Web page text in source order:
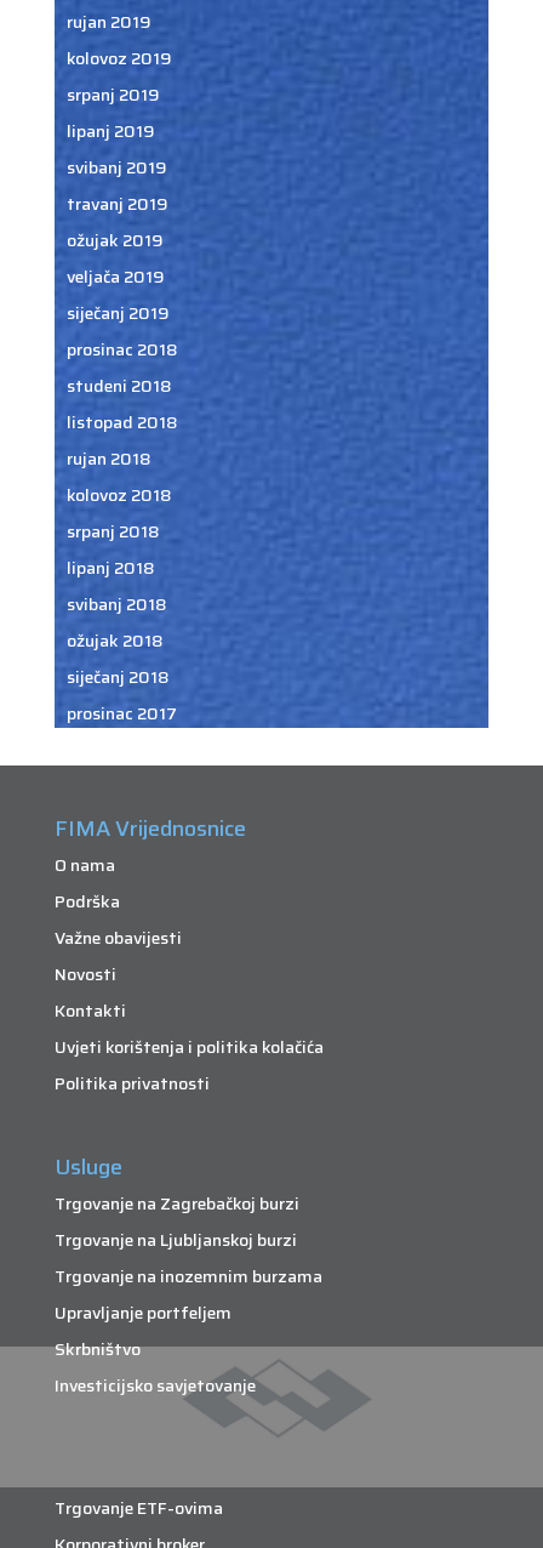
rujan 2019
kolovoz 2019
srpanj 2019
lipanj 2019
svibanj 2019
travanj 2019
ožujak 2019
veljača 2019
siječanj 2019
prosinac 2018
studeni 2018
listopad 2018
rujan 2018
kolovoz 2018
srpanj 2018
lipanj 2018
svibanj 2018
ožujak 2018
siječanj 2018
prosinac 2017
FIMA Vrijednosnice
O nama
Podrška
Važne obavijesti
Novosti
Kontakti
Uvjeti korištenja i politika kolačića
Politika privatnosti
Usluge
Trgovanje na Zagrebačkoj burzi
Trgovanje na Ljubljanskoj burzi
Trgovanje na inozemnim burzama
Upravljanje portfeljem
Skrbništvo
Investicijsko savjetovanje
Trgovanje ETF-ovima